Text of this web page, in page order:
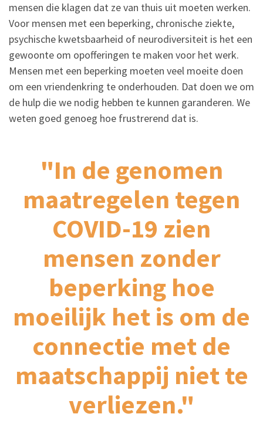
mensen die klagen dat ze van thuis uit moeten werken.
Voor mensen met een beperking, chronische ziekte,
psychische kwetsbaarheid of neurodiversiteit is het een
gewoonte om opofferingen te maken voor het werk.
Mensen met een beperking moeten veel moeite doen
om een vriendenkring te onderhouden. Dat doen we om
de hulp die we nodig hebben te kunnen garanderen. We
weten goed genoeg hoe frustrerend dat is.
"In de genomen
maatregelen tegen
COVID-19 zien
mensen zonder
beperking hoe
moeilijk het is om de
connectie met de
maatschappij niet te
verliezen."